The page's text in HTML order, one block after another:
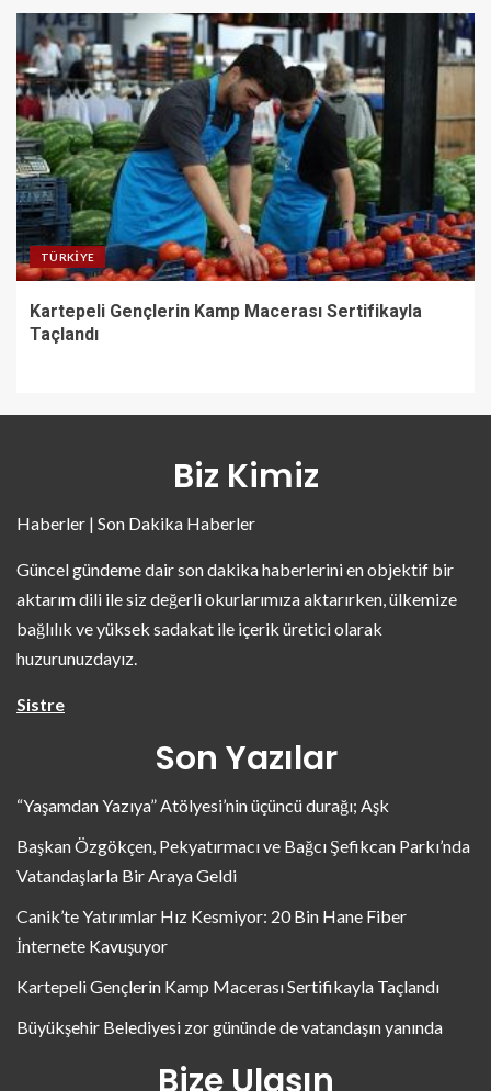
TÜRKIYE
Kartepeli Gençlerin Kamp Macerası Sertifikayla
Taçlandı
Biz Kimiz
Haberler | Son Dakika Haberler
Güncel gündeme dair son dakika haberlerini en objektif bir
aktarım dili ile siz değerli okurlarımıza aktarırken, ülkemize
bağlılık ve yüksek sadakat ile içerik üretici olarak
huzurunuzdayız.
Sistre
Son Yazılar
“Yaşamdan Yazıya” Atölyesi’nin üçüncü durağı; Aşk
Başkan Özgökçen, Pekyatırmacı ve Bağcı Şefikcan Parkı’nda
Vatandaşlarla Bir Araya Geldi
Canik’te Yatırımlar Hız Kesmiyor: 20 Bin Hane Fiber
İnternete Kavuşuyor
Kartepeli Gençlerin Kamp Macerası Sertifikayla Taçlandı
Büyükşehir Belediyesi zor gününde de vatandaşın yanında
Bize Ulaşın